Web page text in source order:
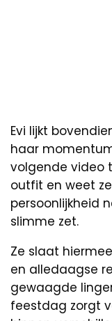
Evi lijkt
haar
volgende video
outfit en weet
persoonlijkheid
slimme zet.
Ze slaat
en alledaagse
gewaagde
feestdag zorgt